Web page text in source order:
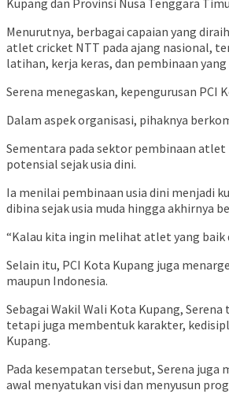
Kupang dan Provinsi Nusa Tenggara
Menurutnya, berbagai capaian yang
atlet cricket NTT pada ajang nasional,
latihan, kerja keras, dan pembinaan
Serena menegaskan, kepengurusan
Dalam aspek organisasi, pihaknya
Sementara pada sektor pembinaan
potensial sejak usia dini.
Ia menilai pembinaan usia dini menjadi
dibina sejak usia muda hingga akhirnya
“Kalau kita ingin melihat atlet yang baik
Selain itu, PCI Kota Kupang juga
maupun Indonesia.
Sebagai Wakil Wali Kota Kupang,
tetapi juga membentuk karakter,
Kupang.
Pada kesempatan tersebut, Serena
awal menyatukan visi dan menyusun